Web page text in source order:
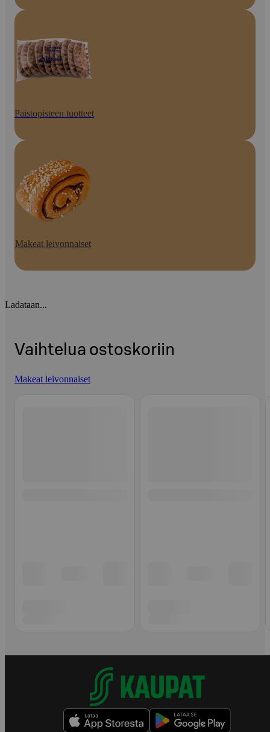
Paistopisteen tuotteet
Makeat leivonnaiset
Ladataan...
Vaihtelua ostoskoriin
Makeat leivonnaiset